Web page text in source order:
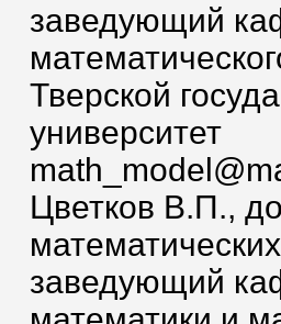
заведующий
Тверской
университет
Цветков В.П.,
заведующий